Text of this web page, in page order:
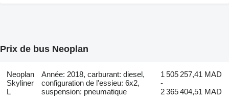
Prix de bus Neoplan
Neoplan
Skyliner
L
Année: 2018, carburant: diesel,
configuration de l'essieu: 6x2,
suspension: pneumatique
1 505 257,41 MAD
-
2 365 404,51 MAD